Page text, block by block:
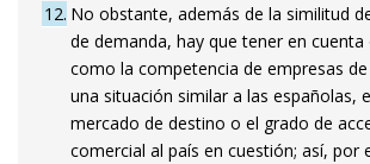
12 No obstante, además de la similitud
de demanda, hay que tener en
como la competencia de empresas
una situación similar a las españolas,
mercado de destino o el grado de
comercial al país en cuestión; así, por